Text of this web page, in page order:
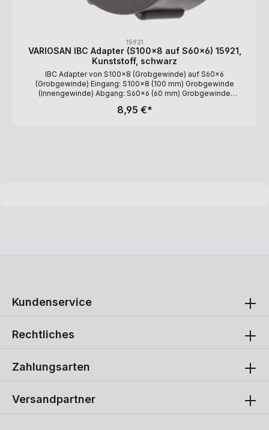
15921
VARIOSAN IBC Adapter (S100x8 auf S60x6) 15921,
Kunststoff, schwarz
IBC Adapter von S100x8 (Grobgewinde) auf S60x6
(Grobgewinde) Eingang: S100x8 (100 mm) Grobgewinde
(Innengewinde) Abgang: S60x6 (60 mm) Grobgewinde
8,95 €*
Zahlungsarten
Versandpartner
Kundenservice
Rechtliches